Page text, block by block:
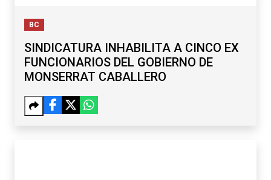
BC
SINDICATURA INHABILITA A CINCO EX
FUNCIONARIOS DEL GOBIERNO DE
MONSERRAT CABALLERO